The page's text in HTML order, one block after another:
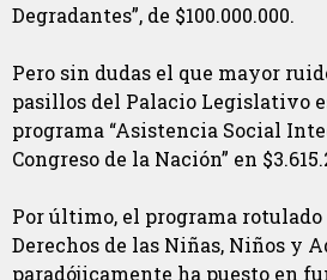
Degradantes”, de $100.000.000.
Pero sin dudas el que mayor
pasillos del Palacio Legislativo
programa “Asistencia Social
Congreso de la Nación” en
Por último, el programa rotulado
Derechos de las Niñas, Niños y
paradójicamente ha puesto en